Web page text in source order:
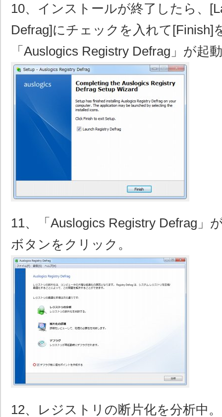
10、インストールが終了したら、
Defrag]にチェックを入れて[Finish]
「Auslogics Registry Defrag」が起
11、「Auslogics Registry Defrag」
ボタンをクリック。
12、レジストリの断片化を分析中